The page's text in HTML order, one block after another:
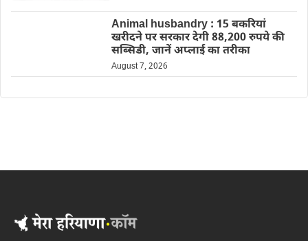
Animal husbandry : 15 बकरियां
खरीदने पर सरकार देगी 88,200 रुपये की
सब्सिडी, जानें अप्लाई का तरीका
August 7, 2026